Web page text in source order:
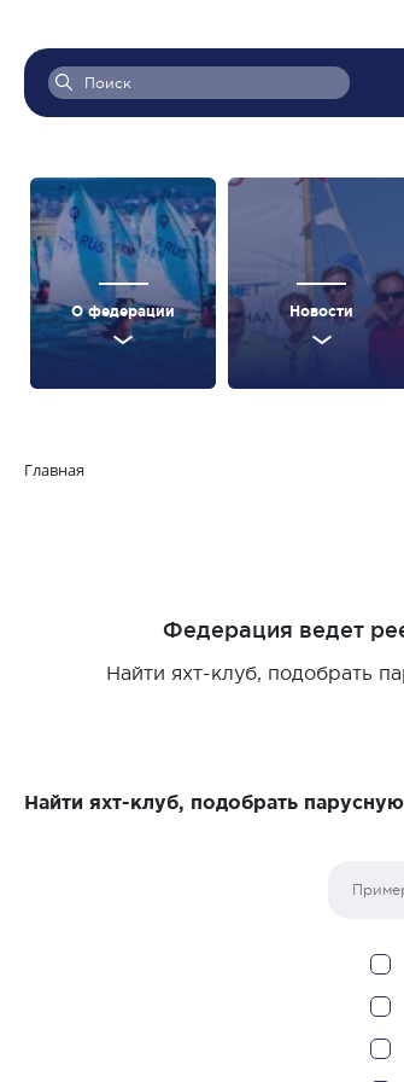
О федерации Новости
Главная
Федерация ведет
Найти яхт-клуб, подобрать
Найти яхт-клуб, подобрать